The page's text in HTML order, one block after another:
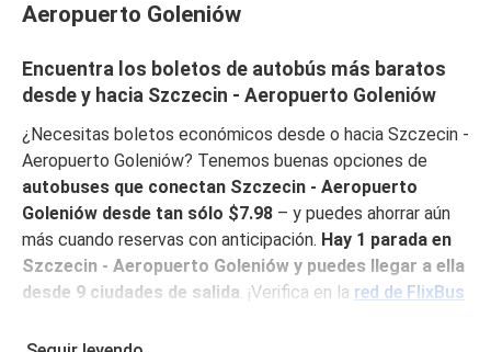
Aeropuerto Goleniów
Encuentra los boletos de autobús más baratos
desde y hacia Szczecin - Aeropuerto Goleniów
¿Necesitas boletos económicos desde o hacia Szczecin -
Aeropuerto Goleniów? Tenemos buenas opciones de
autobuses que conectan Szczecin - Aeropuerto
Goleniów desde tan sólo $7.98 – y puedes ahorrar aún
más cuando reservas con anticipación. Hay 1 parada en
Szczecin - Aeropuerto Goleniów y puedes llegar a ella
desde 9 ciudades de salida. ¡Verifica en la red de FlixBus